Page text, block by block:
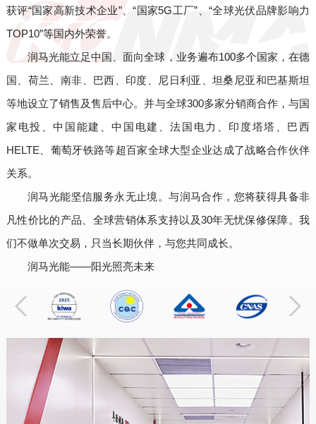
获评“国家高新技术企业”、“国家5G工厂”、“全球光伏品牌影响力
TOP10”等国内外荣誉。
润马光能立足中国、面向全球，业务遍布100多个国家，在德
国、荷兰、南非、巴西、印度、尼日利亚、坦桑尼亚和巴基斯坦
等地设立了销售及售后中心。并与全球300多家分销商合作，与国
家电投、中国能建、中国电建、法国电力、印度塔塔、巴西
HELTE、葡萄牙铁路等超百家全球大型企业达成了战略合作伙伴
关系。
润马光能坚信服务永无止境。与润马合作，您将获得具备非
凡性价比的产品、全球营销体系支持以及30年无忧保修保障。我
们不做单次交易，只当长期伙伴，与您共同成长。
润马光能——阳光照亮未来